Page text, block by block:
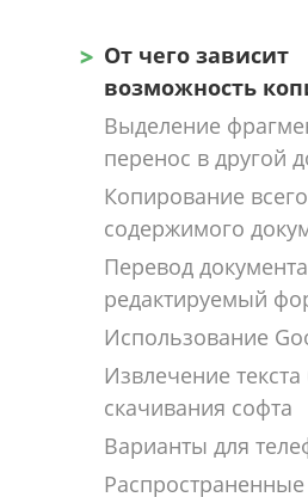
От чего зависит
возможность
Выделение
перенос в другой
Копирование всего
содержимого
Перевод
редактируемый
Использование
Извлечение текста
скачивания софта
Варианты для